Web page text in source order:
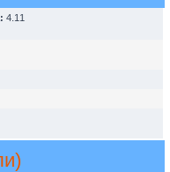
4.11